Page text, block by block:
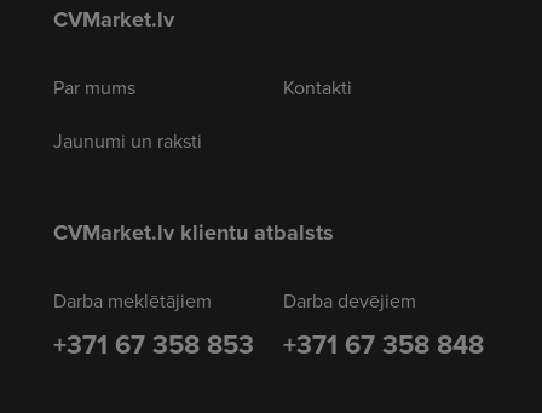
CVMarket.lv
Par mums
Jaunumi un raksti
Kontakti
CVMarket.lv klientu atbalsts
Darba meklētājiem
+371 67 358 853
Darba devējiem
+371 67 358 848